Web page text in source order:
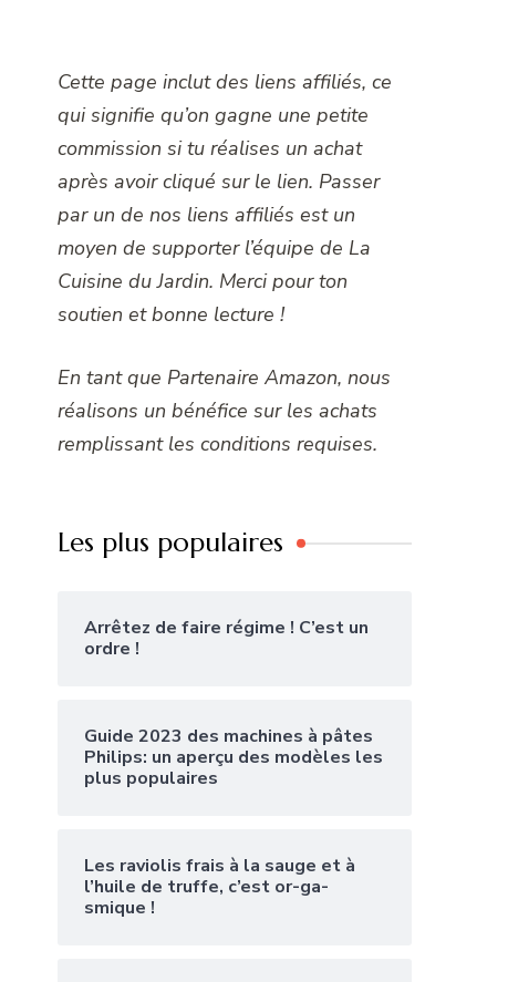
Cette page inclut des liens affiliés, ce
qui signifie qu’on gagne une petite
commission si tu réalises un achat
après avoir cliqué sur le lien. Passer
par un de nos liens affiliés est un
moyen de supporter l’équipe de La
Cuisine du Jardin. Merci pour ton
soutien et bonne lecture !
En tant que Partenaire Amazon, nous
réalisons un bénéfice sur les achats
remplissant les conditions requises.
Les plus populaires
Arrêtez de faire régime ! C’est un
ordre !
Guide 2023 des machines à pâtes
Philips: un aperçu des modèles les
plus populaires
Les raviolis frais à la sauge et à
l’huile de truffe, c’est or-ga-
smique !